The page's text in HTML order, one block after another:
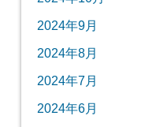
2024年9月
2024年8月
2024年7月
2024年6月